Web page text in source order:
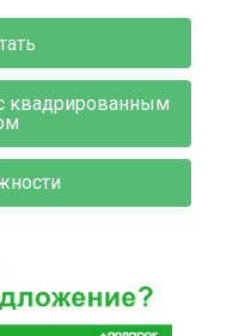
квадрированным